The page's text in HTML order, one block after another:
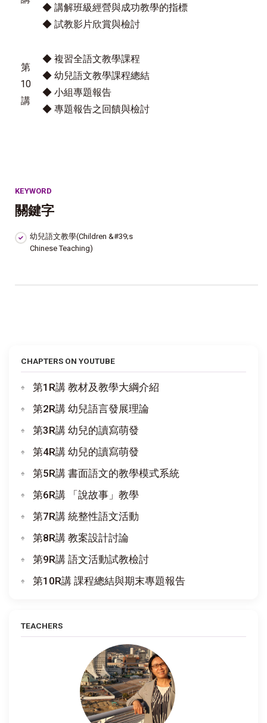
◆ 講解班級經營與成功教學的指標
◆ 試教影片欣賞與檢討
第
10
講
◆ 複習全語文教學課程
◆ 幼兒語文教學課程總結
◆ 小組專題報告
◆ 專題報告之回饋與檢討
KEYWORD
關鍵字
幼兒語文教學(Children &#39;s
Chinese Teaching)
CHAPTERS ON YOUTUBE
第1R講 教材及教學大綱介紹
第2R講 幼兒語言發展理論
第3R講 幼兒的讀寫萌發
第4R講 幼兒的讀寫萌發
第5R講 書面語文的教學模式系統
第6R講 「說故事」教學
第7R講 統整性語文活動
第8R講 教案設計討論
第9R講 語文活動試教檢討
第10R講 課程總結與期末專題報告
TEACHERS